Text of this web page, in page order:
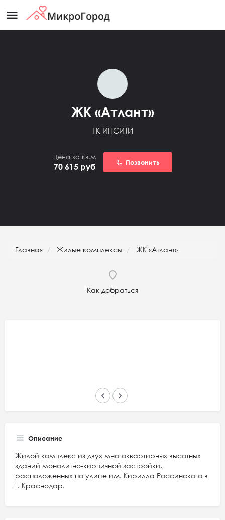
menu
ЖК «Атлант»
ГК ИНСИТИ
Цена за кв.м
70 615 руб Позвонить
Главная Жилые комплексы ЖК «Атлант»
Как добраться
keyboard_arrow_left keyboard_arrow_right
Описание
Жилой комплекс из двух многоквартирных высотных
зданий монолитно-кирпичной застройки,
расположенных по улице им. Кирилла Россинского в
г. Краснодар.